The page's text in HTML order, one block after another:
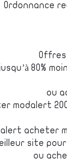
Ordonnance
80%
ou
modalert
acheter
site
ou